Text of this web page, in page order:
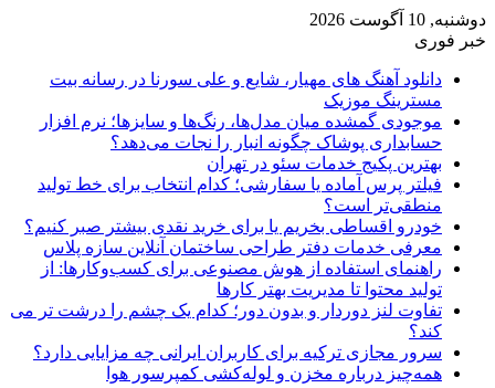
دوشنبه, 10 آگوست 2026
خبر فوری
دانلود آهنگ های مهیار، شایع و علی سورنا در رسانه بیت
مسترینگ موزیک
موجودی گمشده میان مدل‌ها، رنگ‌ها و سایزها؛ نرم افزار
حسابداری پوشاک چگونه انبار را نجات می‌دهد؟
بهترین پکیج خدمات سئو در تهران
فیلتر پرس آماده یا سفارشی؛ کدام انتخاب برای خط تولید
منطقی‌تر است؟
خودرو اقساطی بخریم یا برای خرید نقدی بیشتر صبر کنیم؟
معرفی خدمات دفتر طراحی ساختمان آنلاین سازه پلاس
راهنمای استفاده از هوش مصنوعی برای کسب‌وکارها: از
تولید محتوا تا مدیریت بهتر کارها
تفاوت لنز دوردار و بدون دور؛ کدام یک چشم را درشت تر می
کند؟
سرور مجازی ترکیه برای کاربران ایرانی چه مزایایی دارد؟
همه‌چیز درباره مخزن و لوله‌کشی کمپرسور هوا